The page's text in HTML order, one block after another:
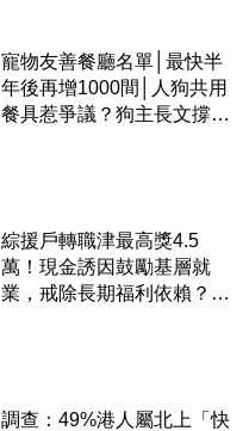
寵物友善餐廳名單│最快半
年後再增1000間│人狗共用
餐具惹爭議？狗主長文撐
綜援戶轉職津最高獎4.5
萬！現金誘因鼓勵基層就
業，戒除長期福利依賴？鄧
調查：49%港人屬北上「快